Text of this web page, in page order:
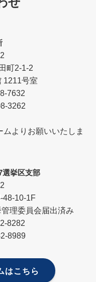
町2-1-2
1211号室
7632
3262
よりお願いいたしま
選挙区支部
48-10-1F
理委員会届出済み
8282
8989
はこちら